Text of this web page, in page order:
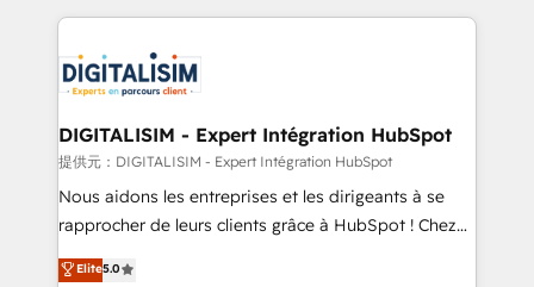
team of 25+ experts Contact us today to help you
get more from your investment in HubSpot.
strengthen your digital transformation and minimize
Implementation partner, we provide expertise to
drive your business forward. Since 2015 we are fully
dedicated to HubSpot and with an experienced
team (50+), we work with reputable companies in
B2B sectors such as manufacturing, SaaS and
business services. We prepare a customized
impact of your digital transformation, including a
DIGITALISIM - Expert Intégration HubSpot
提供元：DIGITALISIM - Expert Intégration HubSpot
Nous aidons les entreprises et les dirigeants à se
rapprocher de leurs clients grâce à HubSpot ! Chez
DIGITALISIM, nous avons l'intime conviction que la
réussite des entreprises passe par l’innovation web,
Elite5.0